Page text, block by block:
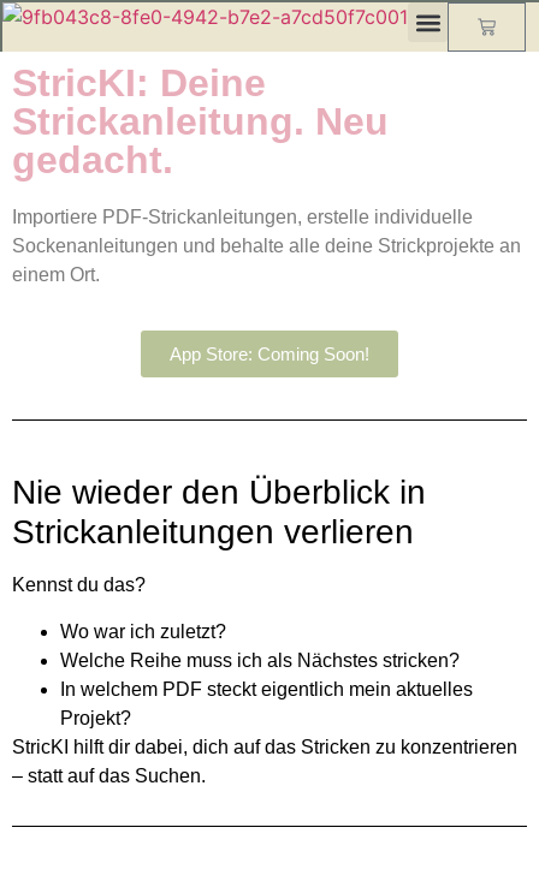
StricKI: Deine
Strickanleitung. Neu
gedacht.
Importiere PDF-Strickanleitungen, erstelle individuelle
Sockenanleitungen und behalte alle deine Strickprojekte an
einem Ort.
App Store: Coming Soon!
Nie wieder den Überblick in
Strickanleitungen verlieren
Kennst du das?
Wo war ich zuletzt?
Welche Reihe muss ich als Nächstes stricken?
In welchem PDF steckt eigentlich mein aktuelles
Projekt?
StricKI hilft dir dabei, dich auf das Stricken zu konzentrieren
– statt auf das Suchen.